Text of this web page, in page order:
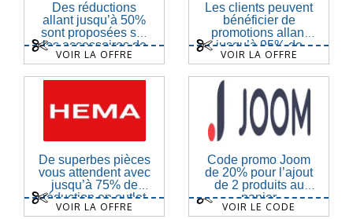
Des réductions
allant jusqu’à 50%
sont proposées sur
les accessoires de
jardin
VOIR LA OFFRE
Les clients peuvent
bénéficier de
promotions allant
jusqu’à 95% de
réduction
VOIR LA OFFRE
De superbes pièces
vous attendent avec
jusqu’à 75% de
réduction en outlet
VOIR LA OFFRE
Code promo Joom
de 20% pour l’ajout
de 2 produits au
panier
VOIR LE CODE